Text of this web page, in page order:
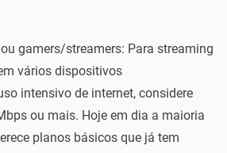
gamers/streamers: Para streaming
vários dispositivos
intensivo de internet, considere
ou mais. Hoje em dia a maioria
planos básicos que já tem